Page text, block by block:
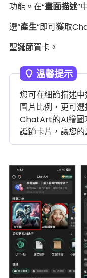
功能。在“畫面描述”
選“產生”即可獲取
聖誕節賀卡。
溫馨提示
您可在細節描述
圖片比例，更可
ChatArt的AI繪圖
誕節卡片，讓您